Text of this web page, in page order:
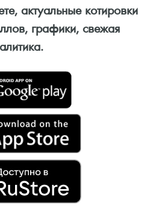
актуальные котировки
графики, свежая